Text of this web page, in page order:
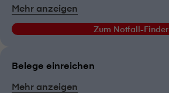
Mehr anzeigen
Zum Notfall-Finder
Belege einreichen
Mehr anzeigen